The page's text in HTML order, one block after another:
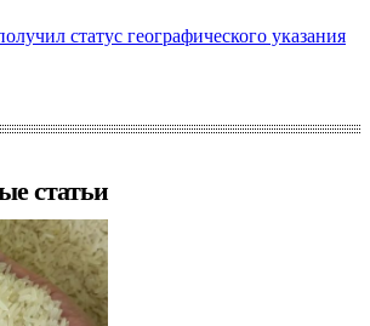
статус географического указания
статьи